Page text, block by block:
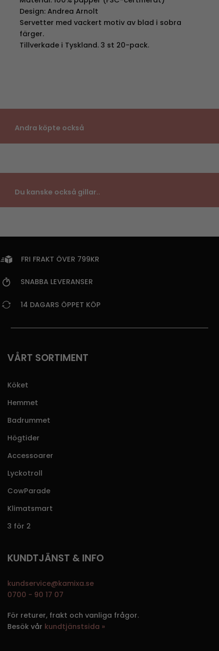
Design: Andrea Arnolt
Servetter med vackert motiv av blad i sobra
färger.
Tillverkade i Tyskland. 3 st 20-pack.
Andra köpte också
Du kanske också gillar..
FRI FRAKT ÖVER 799KR
SNABBA LEVERANSER
14 DAGARS ÖPPET KÖP
VÅRT SORTIMENT
Köket
Hemmet
Badrummet
Högtider
Accessoarer
Lyckotroll
CowParade
Klimatsmart
3 för 2
KUNDTJÄNST & INFO
kundservice@kamixa.se
0700 - 90 17 07
För returer, frakt och vanliga frågor.
Besök vår kundtjänstsida »